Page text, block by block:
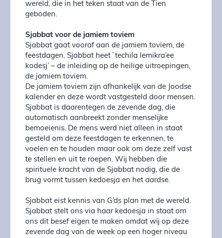
wereld, die in het teken staat van de Tien
geboden.
Sjabbat voor de jamiem toviem
Sjabbat gaat vooraf aan de jamiem toviem, de
feestdagen. Sjabbat heet `techila lemikra’ee
kodesj’ – de inleiding op de heilige uitroepingen,
de jamiem toviem.
De jamiem toviem zijn afhankelijk van de Joodse
kalender en deze wordt vastgesteld door mensen.
Sjabbat is daarentegen de zevende dag, die
automatisch aanbreekt zonder menselijke
bemoeienis. De mens werd niet alleen in staat
gesteld om deze feestdagen te erkennen, te
voelen en te houden maar ook om deze zelf vast
te stellen en uit te roepen. Wij hebben die
spirituele kracht van de Sjabbat nodig, die de
brug vormt tussen kedoesja en het aardse.
Sjabbat eist kennis van G’ds plan met de wereld.
Sjabbat stelt ons via haar kedoesja in staat om
ons dit besef eigen te maken omdat wij op deze
zevende dag van de week op een hoger niveau